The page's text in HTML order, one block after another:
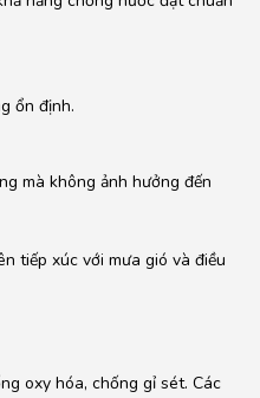
ổn định.
mà không ảnh hưởng đến
tiếp xúc với mưa gió và điều
oxy hóa, chống gỉ sét. Các